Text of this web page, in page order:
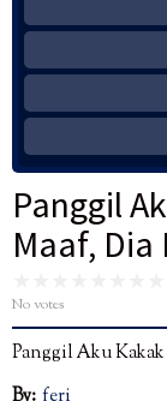
Panggil
Maaf, Dia
No votes
Panggil Aku